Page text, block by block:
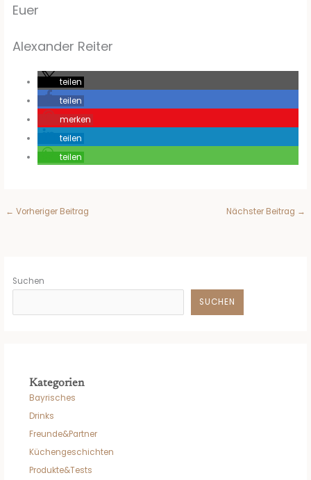
Euer
Alexander Reiter
teilen
teilen
merken
teilen
teilen
← Vorheriger Beitrag Nächster Beitrag →
Suchen
SUCHEN
Kategorien
Bayrisches
Drinks
Freunde&Partner
Küchengeschichten
Produkte&Tests